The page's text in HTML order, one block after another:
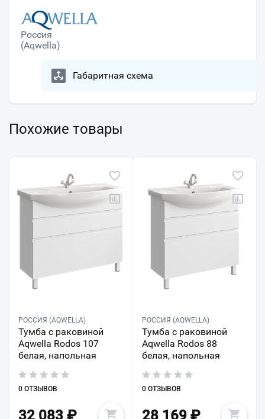
Россия
(Aqwella)
Габаритная схема
Похожие товары
РОССИЯ (AQWELLA)
Тумба с раковиной
Aqwella Rodos 107
белая, напольная
0 ОТЗЫВОВ
32 083 ₽
РОССИЯ (AQWELLA)
Тумба с раковиной
Aqwella Rodos 88
белая, напольная
0 ОТЗЫВОВ
28 169₽